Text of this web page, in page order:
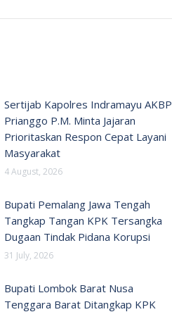
Sertijab Kapolres Indramayu AKBP
Prianggo P.M. Minta Jajaran
Prioritaskan Respon Cepat Layani
Masyarakat
4 August, 2026
Bupati Pemalang Jawa Tengah
Tangkap Tangan KPK Tersangka
Dugaan Tindak Pidana Korupsi
31 July, 2026
Bupati Lombok Barat Nusa
Tenggara Barat Ditangkap KPK